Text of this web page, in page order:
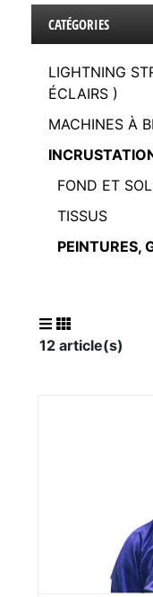
CATÉGORIES
LIGHTNING
ÉCLAIRS )
MACHINES À
FOND ET
TISSUS
PEINTURES,
12 article(s)